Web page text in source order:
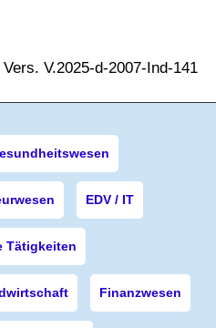
Vers. V.2025-d-2007-Ind-141
EDV / IT
Tätigkeiten
Finanzwesen